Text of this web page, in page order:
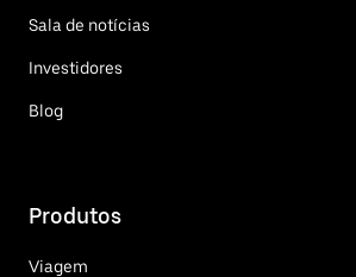
Sala de notícias
Investidores
Blog
Produtos
Viagem